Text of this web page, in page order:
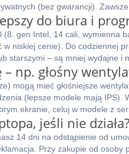
(bez gwarancji).
do biura i
gen Intel, 14 cali, wymienna
niskiej cenie). Do codziennej
starszymi – są mniej wydajne i
np. głośny
mogą mieć głośniejsze
(lepsze modele mają IPS).
ekranie, celuj w modele z
jeśli nie działa?
14 dni na odstąpienie od
Przy zakupie od